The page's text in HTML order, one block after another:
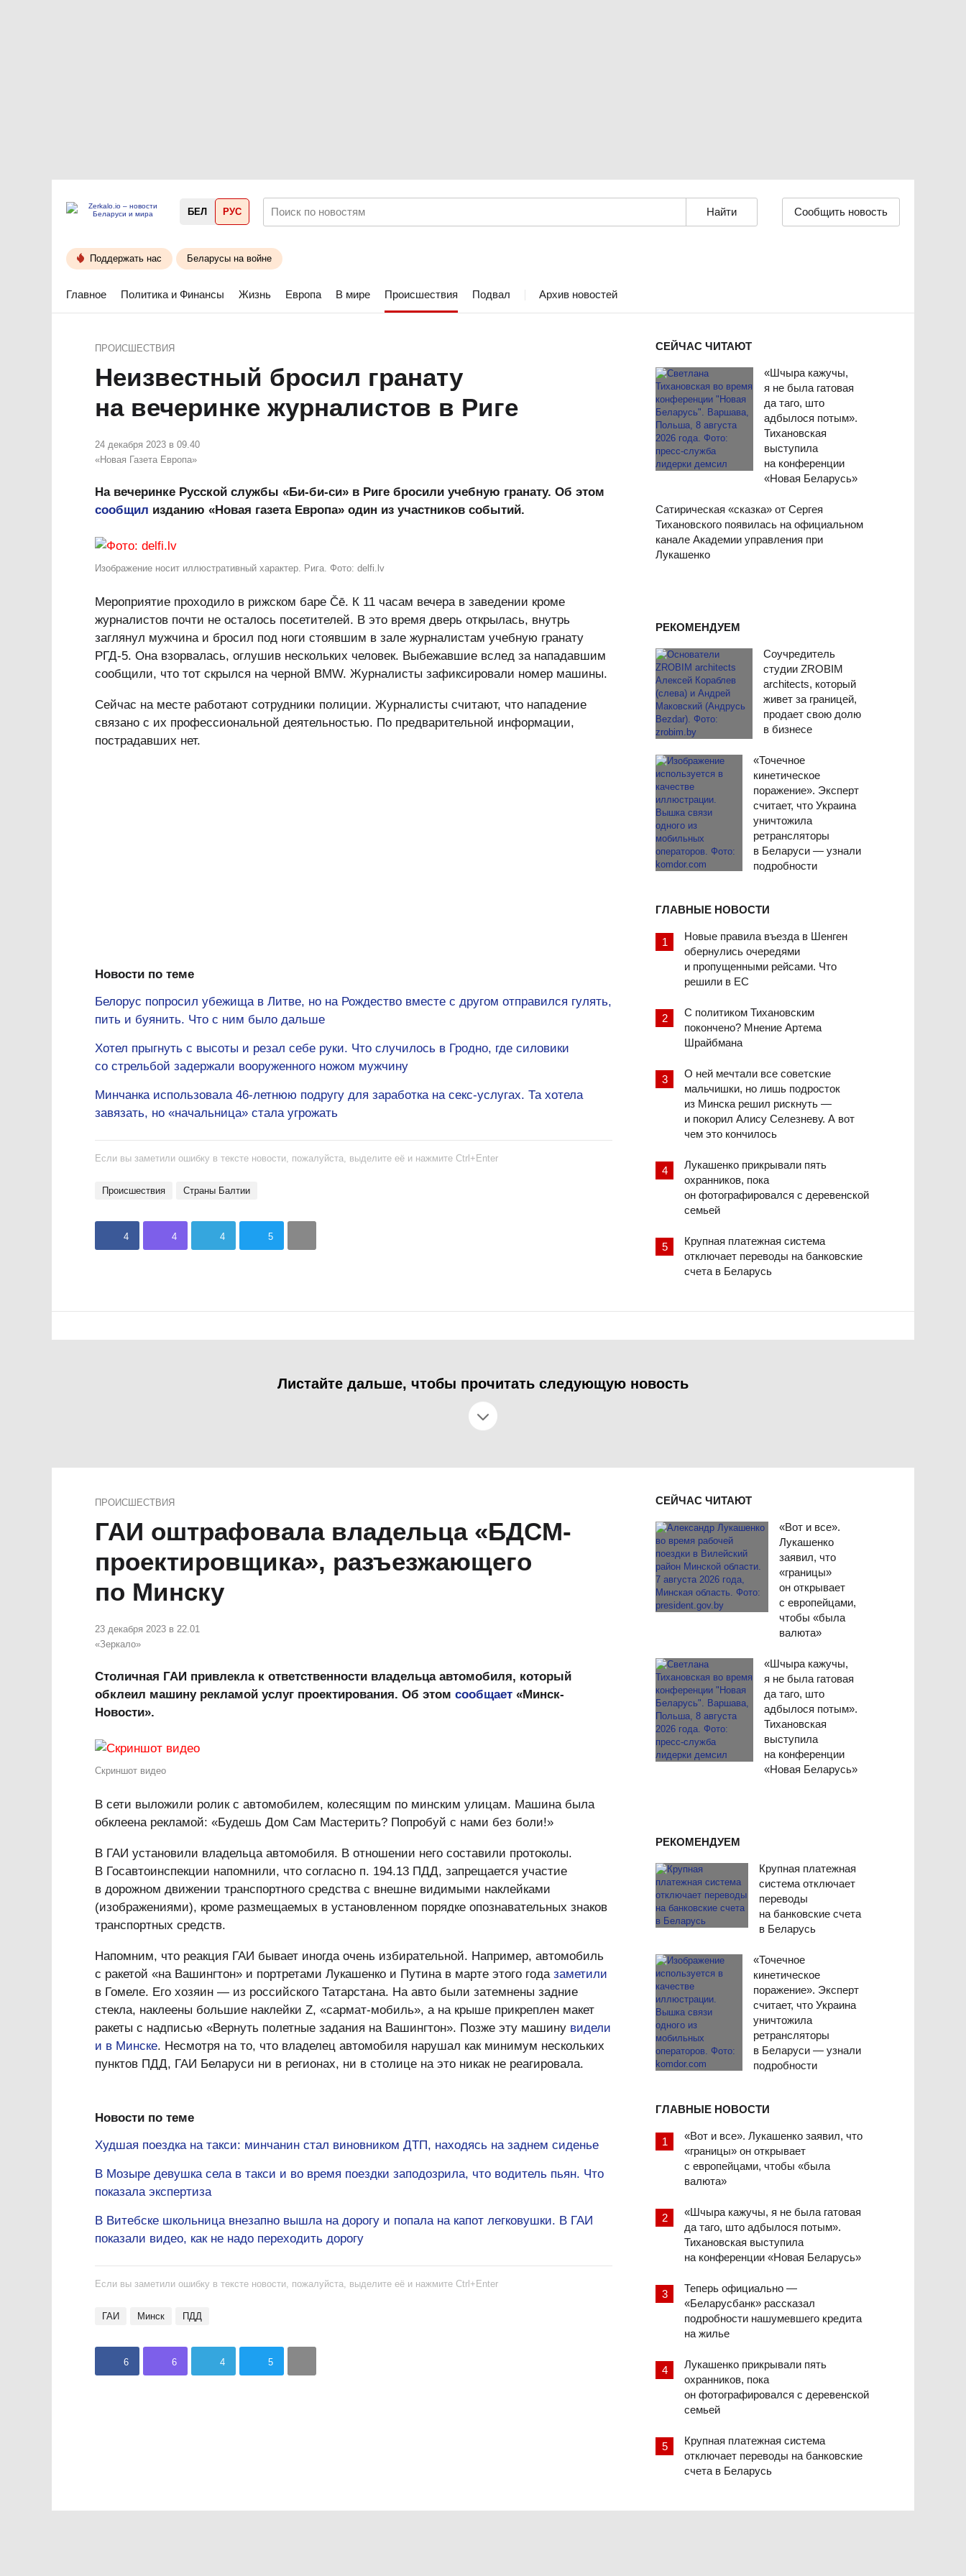
БЕЛ РУС Сообщить новость
Поддержать нас Беларусы на войне
Главное Политика и Финансы Жизнь Европа В мире Происшествия Подвал Архив новостей
СЕЙЧАС ЧИТАЮТ
«Шчыра кажучы,
я не была гатовая
да таго, што
адбылося потым».
Тихановская
выступила
на конференции
«Новая Беларусь»
Сатирическая «сказка» от Сергея
Тихановского появилась на официальном
канале Академии управления при
Лукашенко
РЕКОМЕНДУЕМ
Соучредитель
студии ZROBIM
architects, который
живет за границей,
продает свою долю
в бизнесе
«Точечное
кинетическое
поражение». Эксперт
считает, что Украина
уничтожила
ретрансляторы
в Беларуси — узнали
подробности
ГЛАВНЫЕ НОВОСТИ
Новые правила въезда в Шенген
обернулись очередями
и пропущенными рейсами. Что
решили в ЕС
С политиком Тихановским
покончено? Мнение Артема
Шрайбмана
О ней мечтали все советские
мальчишки, но лишь подросток
из Минска решил рискнуть —
и покорил Алису Селезневу. А вот
чем это кончилось
Лукашенко прикрывали пять
охранников, пока
он фотографировался с деревенской
семьей
Крупная платежная система
отключает переводы на банковские
счета в Беларусь
ПРОИСШЕСТВИЯ
Неизвестный бросил гранату
на вечеринке журналистов в Риге
24 декабря 2023 в 09.40
«Новая Газета Европа»
На вечеринке Русской службы «Би-би-си» в Риге бросили учебную гранату. Об этом
сообщил изданию «Новая газета Европа» один из участников событий.
Изображение носит иллюстративный характер. Рига. Фото: delfi.lv
Мероприятие проходило в рижском баре Čē. К 11 часам вечера в заведении кроме
журналистов почти не осталось посетителей. В это время дверь открылась, внутрь
заглянул мужчина и бросил под ноги стоявшим в зале журналистам учебную гранату
РГД-5. Она взорвалась, оглушив нескольких человек. Выбежавшие вслед за нападавшим
сообщили, что тот скрылся на черной BMW. Журналисты зафиксировали номер машины.
Сейчас на месте работают сотрудники полиции. Журналисты считают, что нападение
связано с их профессиональной деятельностью. По предварительной информации,
пострадавших нет.
Новости по теме
Белорус попросил убежища в Литве, но на Рождество вместе с другом отправился гулять,
пить и буянить. Что с ним было дальше
Хотел прыгнуть с высоты и резал себе руки. Что случилось в Гродно, где силовики
со стрельбой задержали вооруженного ножом мужчину
Минчанка использовала 46-летнюю подругу для заработка на секс-услугах. Та хотела
завязать, но «начальница» стала угрожать
Если вы заметили ошибку в тексте новости, пожалуйста, выделите её и нажмите Ctrl+Enter
происшествия Страны Балтии
4 4 4 5
Листайте дальше, чтобы прочитать следующую новость